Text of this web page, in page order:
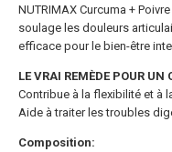
NUTRIMAX Curcuma +
soulage les douleurs
efficace pour le bien-être
LE VRAI REMÈDE POUR UN
Contribue à la flexibilité et à
Aide à traiter les troubles
Composition: